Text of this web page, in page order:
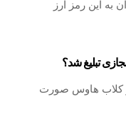
به این رمز ارز
تبلیغ شد؟
در کلاب هاوس صورت